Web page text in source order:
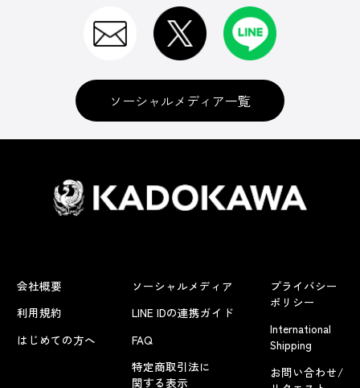
ソーシャルメディア一覧
会社概要
利用規約
はじめての方へ
ソーシャルメディア
LINE IDの連携ガイド
FAQ
特定商取引法に
関する表示
プライバシー
ポリシー
International
Shipping
お問い合わせ/